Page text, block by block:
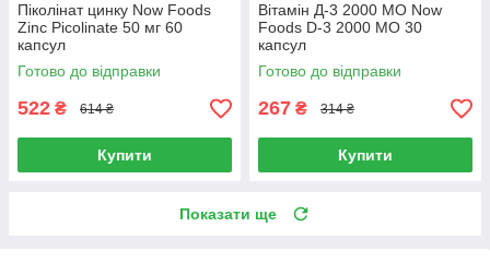
Піколінат цинку Now Foods
Zinc Picolinate 50 мг 60
капсул
Готово до відправки
522 ₴ 614 ₴
Купити
Вітамін Д-3 2000 МО Now
Foods D-3 2000 МО 30
капсул
Готово до відправки
267 ₴ 314 ₴
Купити
Показати ще